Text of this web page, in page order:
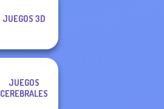
JUEGOS 3D
JUEGOS
CEREBRALES